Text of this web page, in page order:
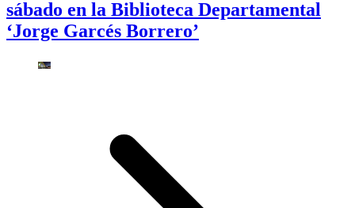
sábado en la Biblioteca Departamental
‘Jorge Garcés Borrero’